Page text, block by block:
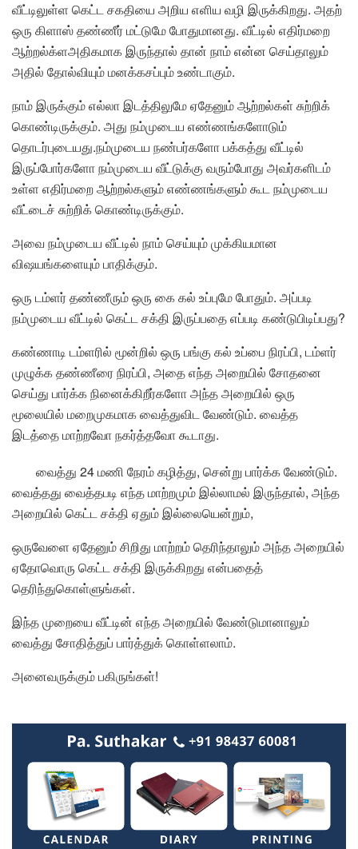
வீட்டிலுள்ள கெட்ட சகதியை அறிய எளிய வழி இருக்கிறது. அதற்
ஒரு கிளாஸ் தண்ணீர் மட்டுமே போதுமானது. வீட்டில் எதிர்மறை
ஆற்றல்க்ளஅதிகமாக இருந்தால் தான் நாம் என்ன செய்தாலும்
அதில் தோல்வியும் மனக்கசப்பும் உண்டாகும்.
நாம் இருக்கும் எல்லா இடத்திலுமே ஏதேனும் ஆற்றல்கள் சுற்றிக்
கொண்டிருக்கும். அது நம்முடைய எண்ணங்களோடும்
தொடர்புடையது.நம்முடைய நண்பர்களோ பக்கத்து வீட்டில்
இருப்போர்களோ நம்முடைய வீட்டுக்கு வரும்போது அவர்களிடம்
உள்ள எதிர்மறை ஆற்றல்களும் எண்ணங்களும் கூட நம்முடைய
வீட்டைச் சுற்றிக் கொண்டிருக்கும்.
அவை நம்முடைய வீட்டில் நாம் செய்யும் முக்கியமான
விஷயங்களையும் பாதிக்கும்.
ஒரு டம்ளர் தண்ணீரும் ஒரு கை கல் உப்புமே போதும். அப்படி
நம்முடைய வீட்டில் கெட்ட சக்தி இருப்பதை எப்படி கண்டுபிடிப்பது?
கண்ணாடி டம்ளரில் மூன்றில் ஒரு பங்கு கல் உப்பை நிரப்பி, டம்ளர்
முழுக்க தண்ணீரை நிரப்பி, அதை எந்த அறையில் சோதனை
செய்து பார்க்க நினைக்கிறீர்களோ அந்த அறையில் ஒரு
மூலையில் மறைமுகமாக வைத்துவிட வேண்டும். வைத்த
இடத்தை மாற்றவோ நகர்த்தவோ கூடாது.
வைத்து 24 மணி நேரம் கழித்து, சென்று பார்க்க வேண்டும்.
வைத்தது வைத்தபடி எந்த மாற்றமும் இல்லாமல் இருந்தால், அந்த
அறையில் கெட்ட சக்தி ஏதும் இல்லையென்றும்,
ஒருவேளை ஏதேனும் சிறிது மாற்றம் தெரிந்தாலும் அந்த அறையில்
ஏதோவொரு கெட்ட சக்தி இருக்கிறது என்பதைத்
தெரிந்துகொள்ளுங்கள்.
இந்த முறையை வீட்டின் எந்த அறையில் வேண்டுமானாலும்
வைத்து சோதித்துப் பார்த்துக் கொள்ளலாம்.
அனைவருக்கும் பகிருங்கள்!